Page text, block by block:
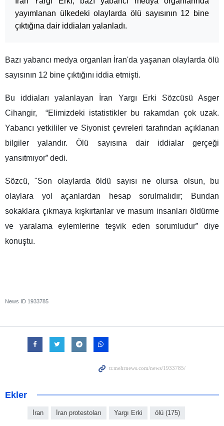
yayımlanan ülkedeki olaylarda ölü sayısının 12 bine
çıktığına dair iddiaları yalanladı.
Bazı yabancı medya organları İran'da yaşanan olaylarda ölü
sayısının 12 bine çıktığını iddia etmişti.
Bu iddiaları yalanlayan İran Yargı Erki Sözcüsü Asger
Cihangir, “Elimizdeki istatistikler bu rakamdan çok uzak.
Yabancı yetkililer ve Siyonist çevreleri tarafından açıklanan
bilgiler yalandır. Ölü sayısına dair iddialar gerçeği
yansıtmıyor” dedi.
Sözcü, "Son olaylarda öldü sayısı ne olursa olsun, bu
olaylara yol açanlardan hesap sorulmalıdır; Bundan
sokaklara çıkmaya kışkırtanlar ve masum insanları öldürme
ve yaralama eylemlerine teşvik eden sorumludur” diye
konuştu.
News ID 1933785
Ekler
İran İran protestoları Yargı Erki ölü (175)